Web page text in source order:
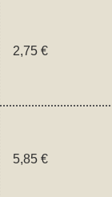
2,75 €
5,85 €